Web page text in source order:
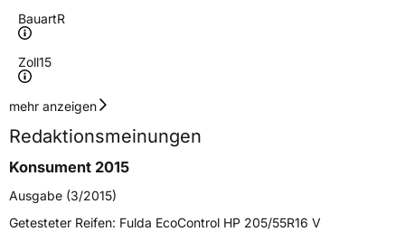
BauartR
Zoll15
Geschwindigkeitsindex
Höchstgeschwindigkeit
210 km/h
Lastindex94
Höchstlast670 kg
mehr anzeigen
Redaktionsmeinungen
Konsument 2015
Ausgabe (3/2015)
Getesteter Reifen: Fulda EcoControl HP 205/55R16 V